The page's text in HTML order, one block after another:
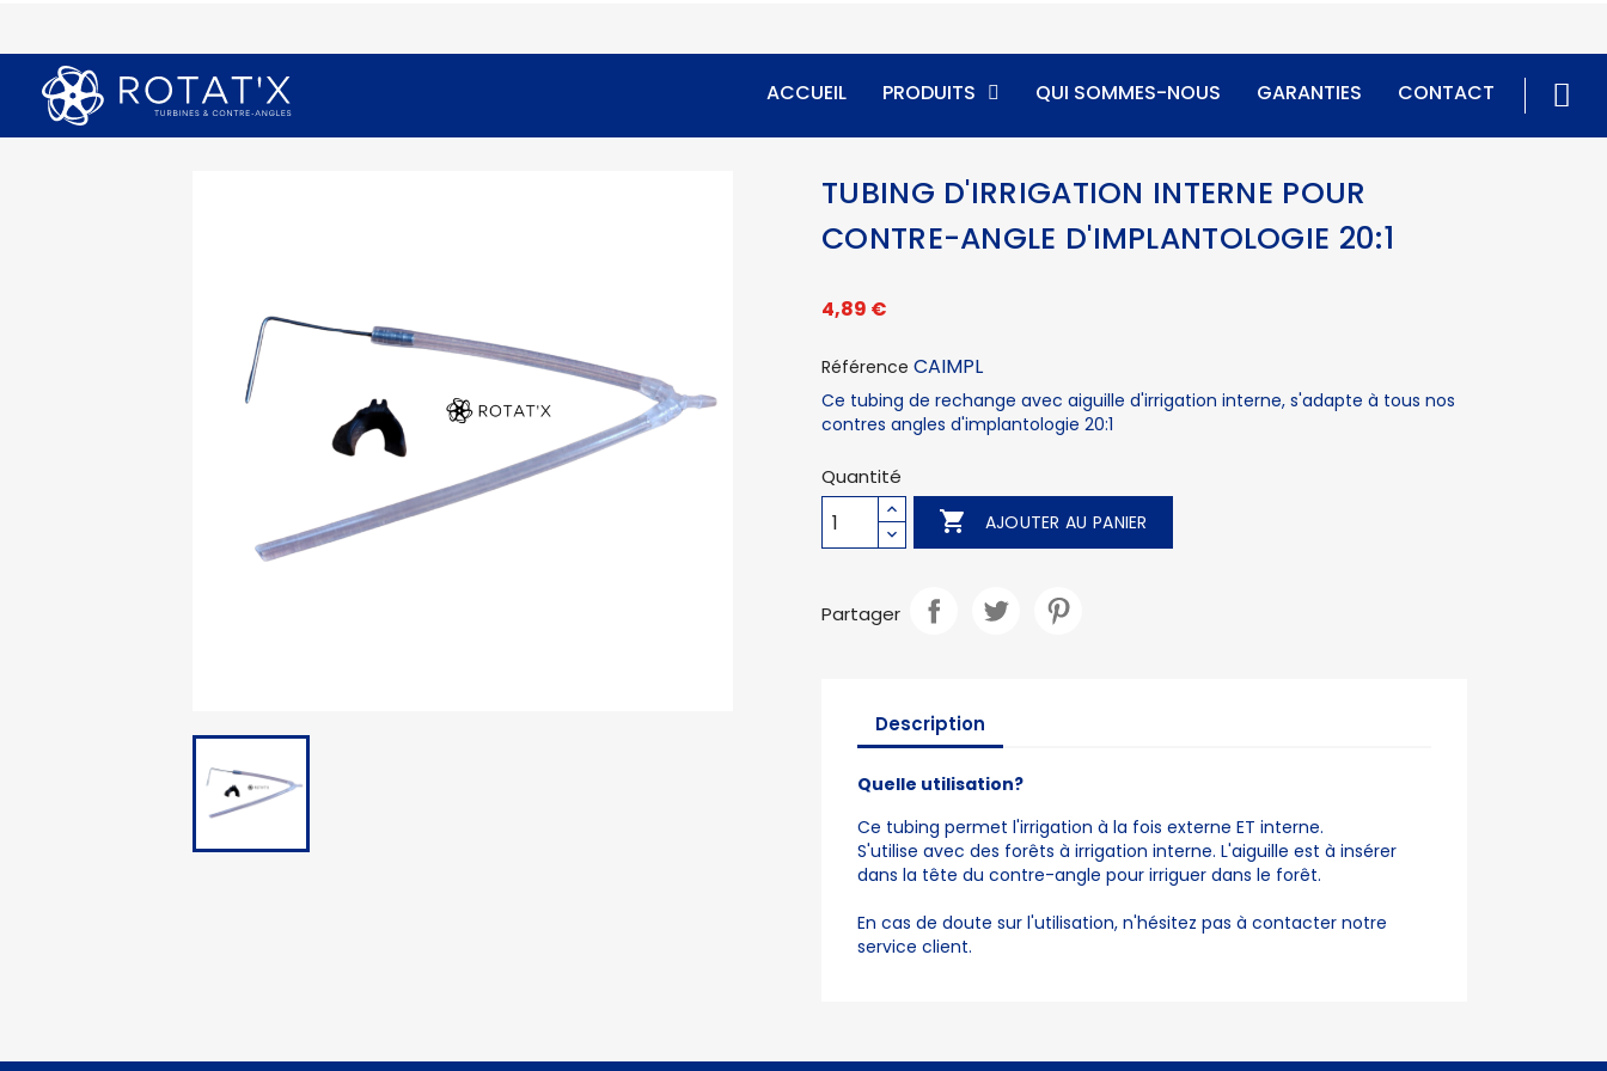
ACCUEIL PRODUITS QUI SOMMES-NOUS GARANTIES CONTACT
TUBING D'IRRIGATION INTERNE POUR
CONTRE-ANGLE D'IMPLANTOLOGIE 20:1
4,89 €
Référence CAIMPL
Ce tubing de rechange avec aiguille d'irrigation interne, s'adapte à tous nos
contres angles d'implantologie 20:1
Quantité
 AJOUTER AU PANIER
Partager
Description
Quelle utilisation?
Ce tubing permet l'irrigation à la fois externe ET interne.
S'utilise avec des forêts à irrigation interne. L'aiguille est à insérer
dans la tête du contre-angle pour irriguer dans le forêt.
En cas de doute sur l'utilisation, n'hésitez pas à contacter notre
service client.